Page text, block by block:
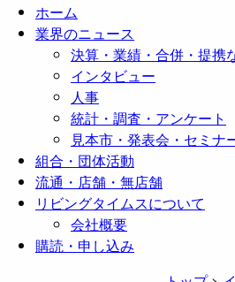
ホーム
業界のニュース
決算・業績・合併・提携
インタビュー
人事
統計・調査・アンケート
見本市・発表会・セミナ
組合・団体活動
流通・店舗・無店舗
リビングタイムスについて
会社概要
購読・申し込み